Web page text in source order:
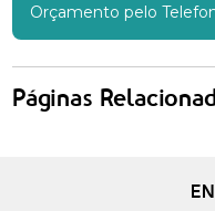
Orçamento pelo
Páginas